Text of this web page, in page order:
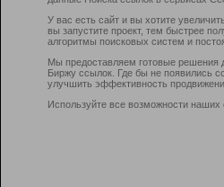
У вас есть сайт и вы хотите
вы запустите проект, тем быстрее
алгоритмы поисковых систем и
Мы предоставляем готовые решения
Биржу ссылок. Где бы не появились
улучшить эффективность
Используйте все возможности наших